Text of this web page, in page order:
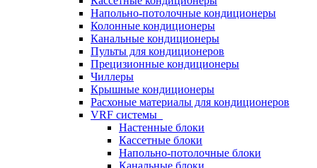
Напольно-потолочные кондиционеры
Колонные кондиционеры
Канальные кондиционеры
Пульты для кондиционеров
Прецизионные кондиционеры
Чиллеры
Крышные кондиционеры
Расхоные материалы для кондиционеров
VRF системы
Настенные блоки
Кассетные блоки
Напольно-потолочные блоки
Канальные блоки